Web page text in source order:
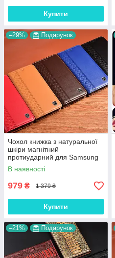
Купити
–29% Подарунок
Чохол книжка з натуральної
шкіри магнітний
протиударний для Samsung
A22 A225F "BOTTEGA"
В наявності
979 ₴ 1 379 ₴
Купити
–21% Подарунок